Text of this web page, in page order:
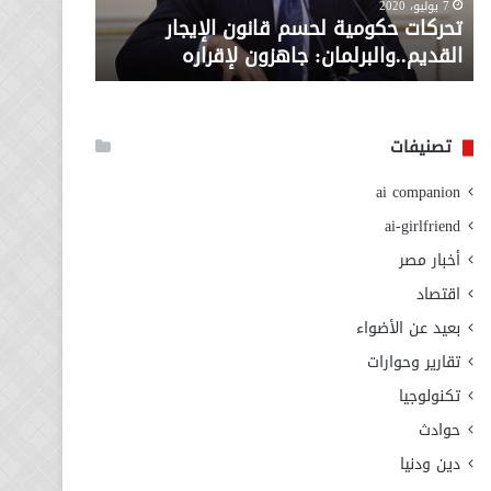
لإقراره
7 يوليو، 2020
تحركات حكومية لحسم قانون الإيجار
القديم..والبرلمان: جاهزون لإقراره
من
وزارة
الاجتماعي
تصنيفات
ai companion
ai-girlfriend
أخبار مصر
اقتصاد
بعيد عن الأضواء
تقارير وحوارات
تكنولوجيا
حوادث
دين ودنيا